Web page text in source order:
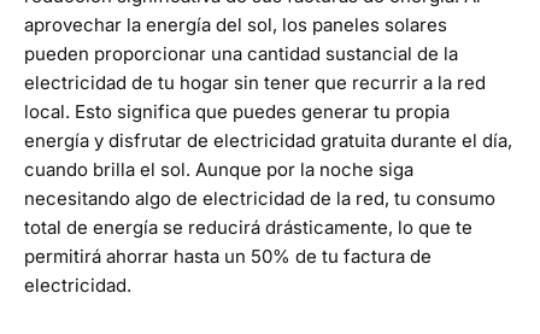
aprovechar la energía del sol, los paneles solares
pueden proporcionar una cantidad sustancial de la
electricidad de tu hogar sin tener que recurrir a la red
local. Esto significa que puedes generar tu propia
energía y disfrutar de electricidad gratuita durante el día,
cuando brilla el sol. Aunque por la noche siga
necesitando algo de electricidad de la red, tu consumo
total de energía se reducirá drásticamente, lo que te
permitirá ahorrar hasta un 50% de tu factura de
electricidad.